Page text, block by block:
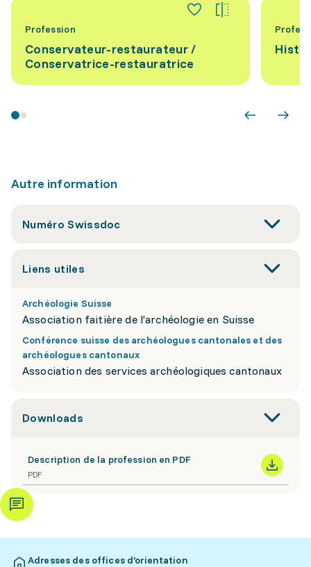
Profession
Conservateur-restaurateur /
Conservatrice-restauratrice
Autre information
Numéro Swissdoc
Liens utiles
Archéologie Suisse
Association faitière de l’archéologie en Suisse
Conférence suisse des archéologues cantonales et des
archéologues cantonaux
Association des services archéologiques cantonaux
Downloads
Description de la profession en PDF
PDF
Adresses des offices d’orientation